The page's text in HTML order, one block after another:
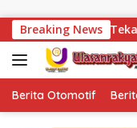
Breaking News
Tekankan
Berita Otomotif